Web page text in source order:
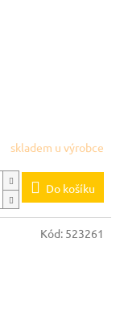
skladem u výrobce
Do košíku
Kód: 523261